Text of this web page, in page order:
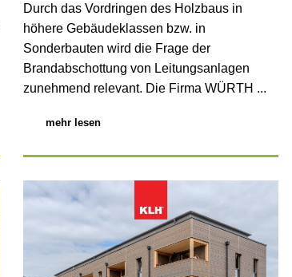
Durch das Vordringen des Holzbaus in
höhere Gebäudeklassen bzw. in
Sonderbauten wird die Frage der
Brandabschottung von Leitungsanlagen
zunehmend relevant. Die Firma WÜRTH ...
mehr lesen